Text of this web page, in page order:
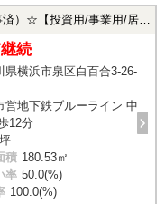
横浜市泉区白百合3丁目土地（宅地造成工事済）☆【投資用/事業用/居住用】
続
県横浜市泉区白百合3-26-
営地下鉄ブルーライン 中
12分
積 180.53㎡
率 50.0(%)
100.0(%)